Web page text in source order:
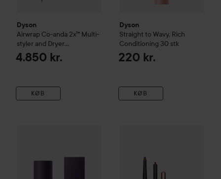
Dyson
Airwrap Co-anda 2x™ Multi-
styler and Dryer
Straight+Wavy
4.850 kr.
KØB
Dyson
Straight to Wavy, Rich
Conditioning 30 stk
220 kr.
KØB